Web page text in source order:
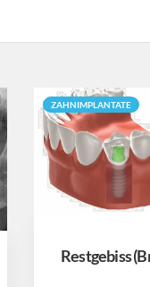
ZAHNIMPLANTATE